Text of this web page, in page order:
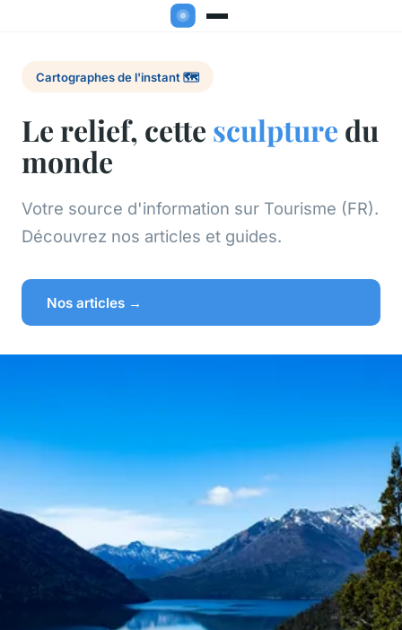
Cartographes de l'instant 🗺️
Le relief, cette sculpture du
monde
Votre source d'information sur Tourisme (FR).
Découvrez nos articles et guides.
Nos articles →